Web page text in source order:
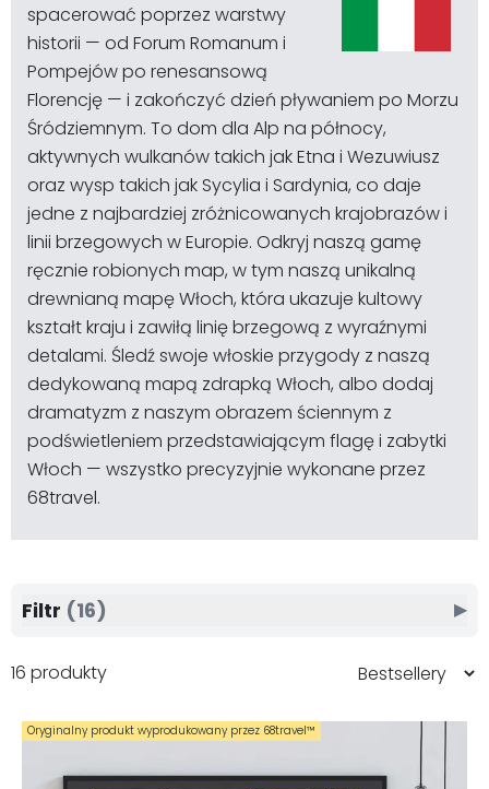
spacerować poprzez warstwy
historii — od Forum Romanum i
Pompejów po renesansową
Florencję — i zakończyć dzień pływaniem po Morzu
Śródziemnym. To dom dla Alp na północy,
aktywnych wulkanów takich jak Etna i Wezuwiusz
oraz wysp takich jak Sycylia i Sardynia, co daje
jedne z najbardziej zróżnicowanych krajobrazów i
linii brzegowych w Europie. Odkryj naszą gamę
ręcznie robionych map, w tym naszą unikalną
drewnianą mapę Włoch, która ukazuje kultowy
kształt kraju i zawiłą linię brzegową z wyraźnymi
detalami. Śledź swoje włoskie przygody z naszą
dedykowaną mapą zdrapką Włoch, albo dodaj
dramatyzm z naszym obrazem ściennym z
podświetleniem przedstawiającym flagę i zabytki
Włoch — wszystko precyzyjnie wykonane przez
68travel.
16 produkty
Oryginalny produkt wyprodukowany przez 68travel™️
Filtr (16) ▶